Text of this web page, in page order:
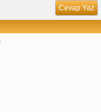
Cevap Yaz